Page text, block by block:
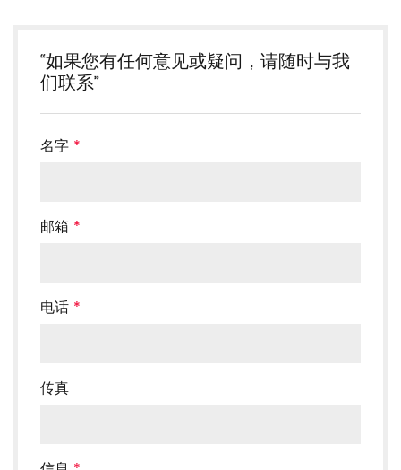
“如果您有任何意见或疑问，请随时与我
们联系”
名字 *
邮箱 *
电话 *
传真